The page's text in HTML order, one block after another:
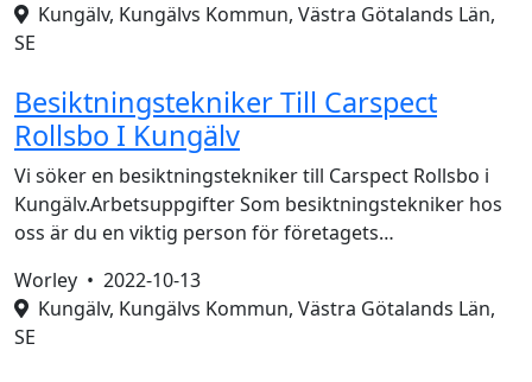
Kungälv, Kungälvs Kommun, Västra Götalands Län,
SE
Besiktningstekniker Till Carspect
Rollsbo I Kungälv
Vi söker en besiktningstekniker till Carspect Rollsbo i
Kungälv.Arbetsuppgifter Som besiktningstekniker hos
oss är du en viktig person för företagets…
Worley • 2022-10-13
Kungälv, Kungälvs Kommun, Västra Götalands Län,
SE